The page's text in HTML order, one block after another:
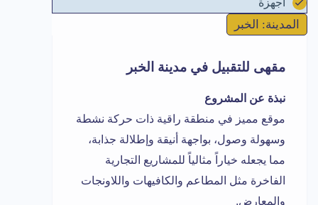
اجهزة
المدينة: الخبر
مقهى للتقبيل في مدينة الخبر
نبذة عن المشروع
موقع مميز في منطقة راقية ذات حركة نشطة
وسهولة وصول، بواجهة أنيقة وإطلالة جذابة،
مما يجعله خياراً مثالياً للمشاريع التجارية
الفاخرة مثل المطاعم والكافيهات واللاونجات
والمعارض.